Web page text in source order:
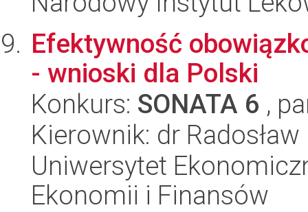
Efektywność
- wnioski dla Polski
Konkurs: SONATA 6 ,
Kierownik: dr
Uniwersytet
Ekonomii i Finansów